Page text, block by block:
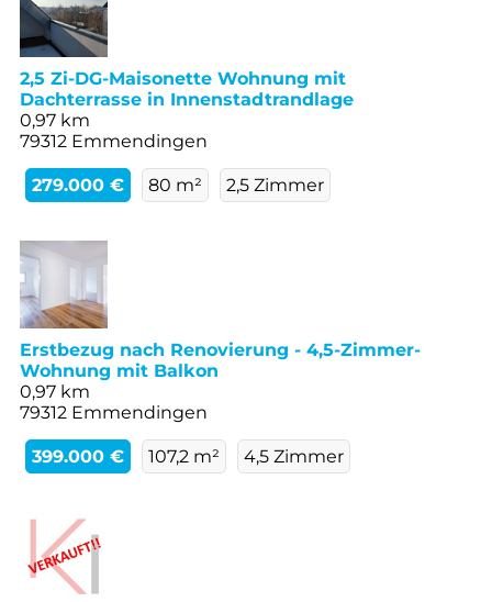
2,5 Zi-DG-Maisonette Wohnung mit
Dachterrasse in Innenstadtrandlage
0,97 km
79312 Emmendingen
279.000 € 80 m² 2,5 Zimmer
Erstbezug nach Renovierung - 4,5-Zimmer-
Wohnung mit Balkon
0,97 km
79312 Emmendingen
399.000 € 107,2 m² 4,5 Zimmer